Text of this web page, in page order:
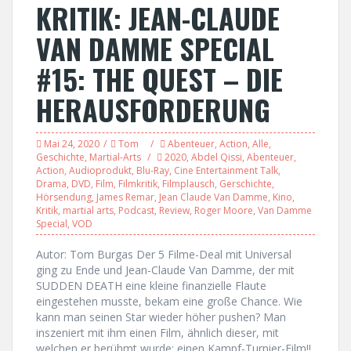
KRITIK: JEAN-CLAUDE
VAN DAMME SPECIAL
#15: THE QUEST – DIE
HERAUSFORDERUNG
Mai 24, 2020 Tom Abenteuer, Action, Alle,
Geschichte, Martial-Arts 2020, Abdel Qissi, Abenteuer,
Action, Audioprodukt, Blu-Ray, Cine Entertainment Talk,
Drama, DVD, Film, Filmkritik, Filmplausch, Gerschichte,
Hörsendung, James Remar, Jean Claude Van Damme, Kino,
Kritik, martial arts, Podcast, Review, Roger Moore, Van Damme
Special, VOD
Autor: Tom Burgas Der 5 Filme-Deal mit Universal
ging zu Ende und Jean-Claude Van Damme, der mit
SUDDEN DEATH eine kleine finanzielle Flaute
eingestehen musste, bekam eine große Chance. Wie
kann man seinen Star wieder höher pushen? Man
inszeniert mit ihm einen Film, ähnlich dieser, mit